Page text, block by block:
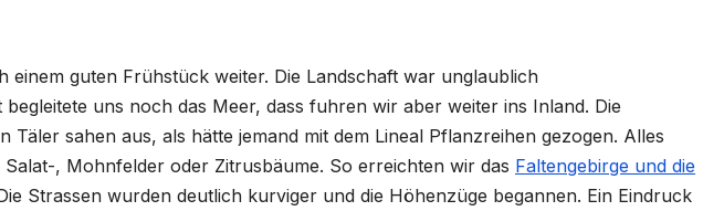
einem guten Frühstück weiter. Die Landschaft war unglaublich
uns noch das Meer, dass fuhren wir aber weiter ins Inland. Die
Täler sahen aus, als hätte jemand mit dem Lineal Pflanzreihen gezogen. Alles
Salat-, Mohnfelder oder Zitrusbäume. So erreichten wir das Faltengebirge und die
Strassen wurden deutlich kurviger und die Höhenzüge begannen. Ein Eindruck